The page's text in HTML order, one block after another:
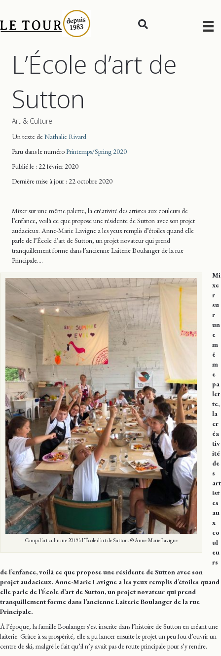
L’École d’art de
Sutton
Art & Culture
Un texte deNathalie Rivard
Paru dans le numéroPrintemps/Spring 2020
Publié le : 22 février 2020
Dernière mise à jour: 22 octobre 2020
Mixer sur une même palette, la créativité des artistes aux couleurs de
l’enfance, voilà ce que propose une résidente de Sutton avec son projet
audacieux. Anne-Marie Lavigne a les yeux remplis d’étoiles quand elle
parle de l’École d’art de Sutton, un projet novateur qui prend
tranquillement forme dans l’ancienne Laiterie Boulanger de la rue
Principale….
Camp d’art culinaire 2019 à l’École d’art de Sutton. © Anne-Marie Lavigne
Mi
xe
r
su
r
un
e
m
ê
m
e
pa
let
te,
la
cr
éa
tiv
ité
de
s
art
ist
es
au
x
co
ul
eu
rs
de l’enfance, voilà ce que propose une résidente de Sutton avec son
projet audacieux. Anne-Marie Lavigne a les yeux remplis d’étoiles quand
elle parle de l’École d’art de Sutton, un projet novateur qui prend
tranquillement forme dans l’ancienne Laiterie Boulanger de la rue
Principale.
À l’époque, la famille Boulanger s’est inscrite dans l’histoire de Sutton en créant une
laiterie. Grâce à sa prospérité, elle a pu lancer ensuite le projet un peu fou d’ouvrir un
centre de ski, malgré le fait qu’il n’y avait pas de route principale pour s’y rendre.